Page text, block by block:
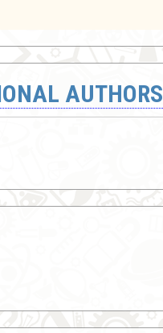
AUTHORS